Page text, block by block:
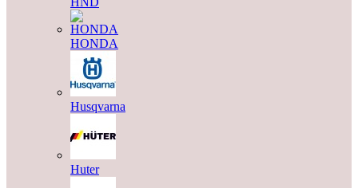
HONDA
Husqvarna
Huter